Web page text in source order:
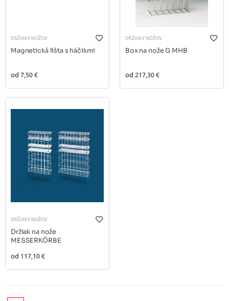
DRŽIAKY NOŽOV
Magnetická lišta s háčikmi
od 7,50 €
DRŽIAKY NOŽOV
Box na nože G MHB
od 217,30 €
DRŽIAKY NOŽOV
Držiak na nože
MESSERKÖRBE
od 117,10 €